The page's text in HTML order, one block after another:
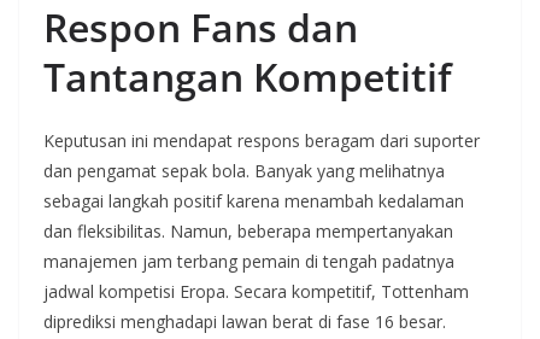
Respon Fans dan
Tantangan Kompetitif
Keputusan ini mendapat respons beragam dari suporter
dan pengamat sepak bola. Banyak yang melihatnya
sebagai langkah positif karena menambah kedalaman
dan fleksibilitas. Namun, beberapa mempertanyakan
manajemen jam terbang pemain di tengah padatnya
jadwal kompetisi Eropa. Secara kompetitif, Tottenham
diprediksi menghadapi lawan berat di fase 16 besar.